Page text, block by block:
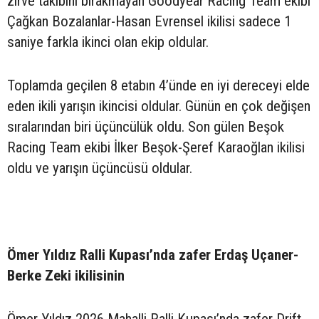
Çağkan Bozalanlar-Hasan Evrensel ikilisi sadece 1
saniye farkla ikinci olan ekip oldular.
Toplamda geçilen 8 etabın 4’ünde en iyi dereceyi elde
eden ikili yarışın ikincisi oldular. Günün en çok değişen
sıralarından biri üçüncülük oldu. Son gülen Beşok
Racing Team ekibi İlker Beşok-Şeref Karaoğlan ikilisi
oldu ve yarışın üçüncüsü oldular.
Ömer Yıldız Ralli Kupası’nda zafer Erdaş Uçaner-
Berke Zeki ikilisinin